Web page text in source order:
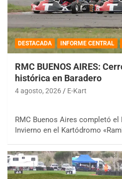
DESTACADA INFORME CENTRAL
RMC BUENOS AIRES:
histórica en Baradero
4 agosto, 2026 E-Kart
RMC Buenos Aires completó
Invierno en el Kartódromo